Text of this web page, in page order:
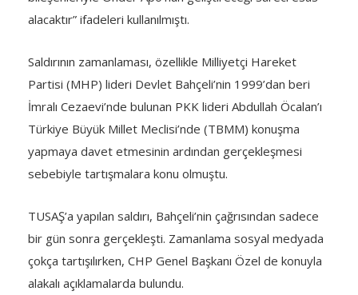
alacaktır” ifadeleri kullanılmıştı.
Saldırının zamanlaması, özellikle Milliyetçi Hareket
Partisi (MHP) lideri Devlet Bahçeli’nin 1999’dan beri
İmralı Cezaevi’nde bulunan PKK lideri Abdullah Öcalan’ı
Türkiye Büyük Millet Meclisi’nde (TBMM) konuşma
yapmaya davet etmesinin ardından gerçekleşmesi
sebebiyle tartışmalara konu olmuştu.
TUSAŞ’a yapılan saldırı, Bahçeli’nin çağrısından sadece
bir gün sonra gerçekleşti. Zamanlama sosyal medyada
çokça tartışılırken, CHP Genel Başkanı Özel de konuyla
alakalı açıklamalarda bulundu.